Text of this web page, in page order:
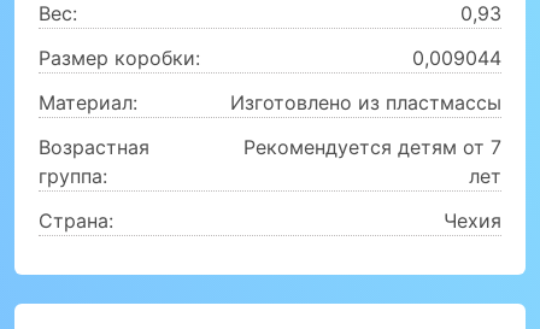
Вес:
0,93
Размер коробки:
0,009044
Материал:
Изготовлено из пластмассы
Возрастная
группа:
Рекомендуется детям от 7
лет
Страна:
Чехия